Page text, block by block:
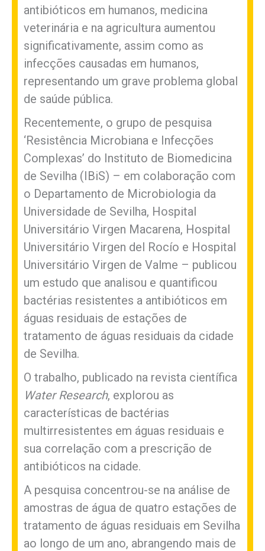
antibióticos em humanos, medicina
veterinária e na agricultura aumentou
significativamente, assim como as
infecções causadas em humanos,
representando um grave problema global
de saúde pública.
Recentemente, o grupo de pesquisa
‘Resistência Microbiana e Infecções
Complexas’ do Instituto de Biomedicina
de Sevilha (IBiS) – em colaboração com
o Departamento de Microbiologia da
Universidade de Sevilha, Hospital
Universitário Virgen Macarena, Hospital
Universitário Virgen del Rocío e Hospital
Universitário Virgen de Valme – publicou
um estudo que analisou e quantificou
bactérias resistentes a antibióticos em
águas residuais de estações de
tratamento de águas residuais da cidade
de Sevilha.
O trabalho, publicado na revista científica
Water Research, explorou as
características de bactérias
multirresistentes em águas residuais e
sua correlação com a prescrição de
antibióticos na cidade.
A pesquisa concentrou-se na análise de
amostras de água de quatro estações de
tratamento de águas residuais em Sevilha
ao longo de um ano, abrangendo mais de